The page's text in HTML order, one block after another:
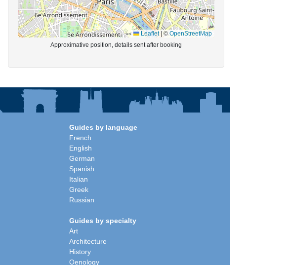
Leaflet |©OpenStreetMap
Approximative position, details sent after booking
Guides by language
French
English
German
Spanish
Italian
Greek
Russian
Guides by specialty
Art
Architecture
History
Oenology